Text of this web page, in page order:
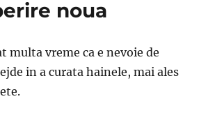
noua
multa vreme ca e nevoie de
in a curata hainele, mai ales